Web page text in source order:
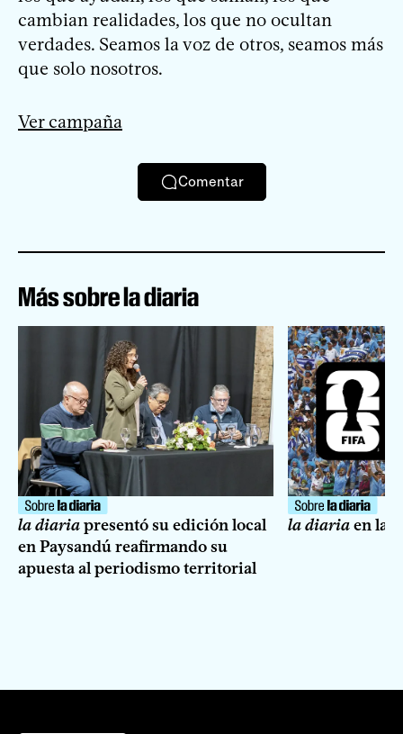
cambian realidades, los que no ocultan
verdades. Seamos la voz de otros, seamos más
que solo nosotros.
Ver campaña
Comentar
Más sobre la diaria
la diariapresentó su edición local
en Paysandú reafirmando su
apuesta al periodismo territorial
la diariaen la